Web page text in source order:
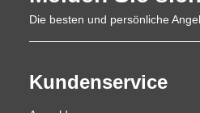
Die besten und persönliche
Kundenservice